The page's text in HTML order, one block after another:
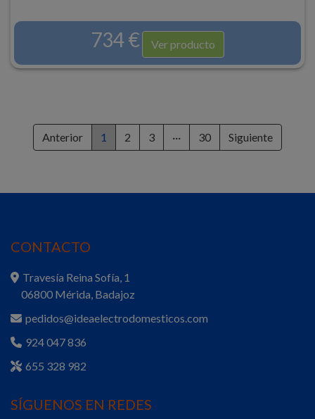
734 € Ver producto
Anterior 1 2 3 ··· 30 Siguiente
CONTACTO
Travesía Reina Sofía, 1
06800 Mérida, Badajoz
pedidos@ideaelectrodomesticos.com
924 047 836
655 328 982
SÍGUENOS EN REDES